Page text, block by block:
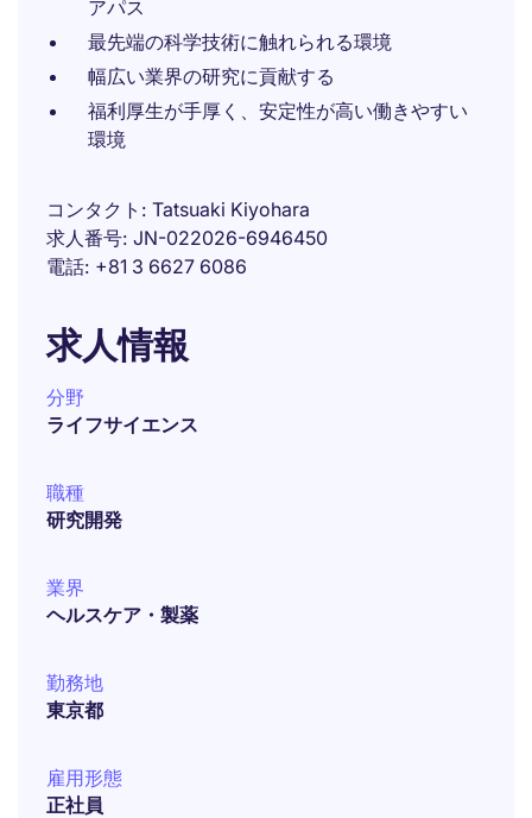
アパス
最先端の科学技術に触れられる環境
幅広い業界の研究に貢献する
福利厚生が手厚く、安定性が高い働きやすい
環境
コンタクト
Tatsuaki Kiyohara
求人番号 JN-022026-6946450
電話 +81 3 6627 6086
求人情報
分野
ライフサイエンス
職種
研究開発
業界
ヘルスケア・製薬
勤務地
東京都
雇用形態
正社員